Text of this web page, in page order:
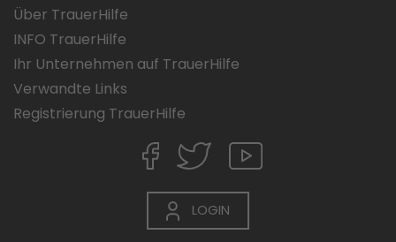
Über TrauerHilfe
INFO TrauerHilfe
Ihr Unternehmen auf TrauerHilfe
Verwandte Links
Registrierung TrauerHilfe
LOGIN